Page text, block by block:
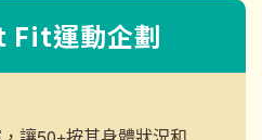
Fit運動企劃